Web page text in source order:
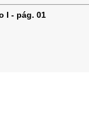
I - pág. 01